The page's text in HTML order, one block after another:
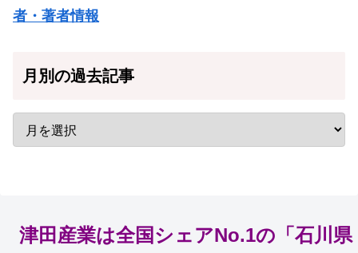
者・著者情報
月別の過去記事
津田産業は全国シェアNo.1の「石川県